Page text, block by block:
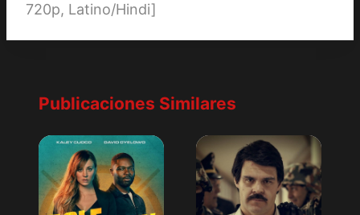
720p, Latino/Hindi]
Publicaciones Similares